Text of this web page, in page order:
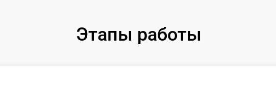
Этапы работы